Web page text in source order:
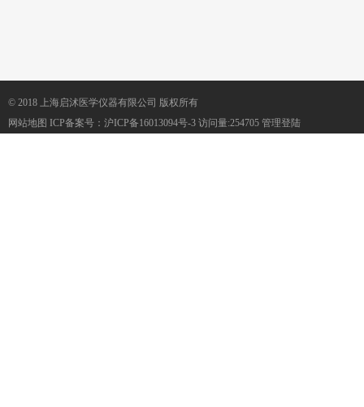
© 2018 上海启沭医学仪器有限公司 版权所有
网站地图 ICP备案号： 沪ICP备16013094号-3 访问量:254705 管理登陆